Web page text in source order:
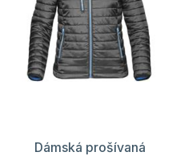
Dámská prošívaná